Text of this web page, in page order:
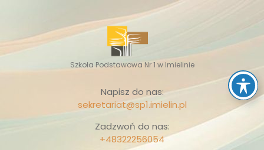
content
Szkoła Podstawowa Nr 1 w Imielinie
Napisz do nas:
sekretariat@sp1.imielin.pl
Zadzwoń do nas:
+48322256054